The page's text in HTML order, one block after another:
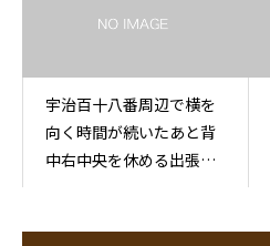
宇治百十八番周辺で横を
向く時間が続いたあと背
中右中央を休める出張マ